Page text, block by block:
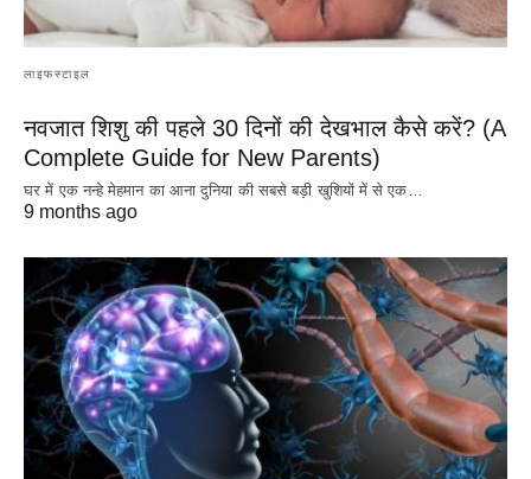
लाइफस्टाइल
नवजात शिशु की पहले 30 दिनों की देखभाल कैसे करें? (A
Complete Guide for New Parents)
घर में एक नन्हे मेहमान का आना दुनिया की सबसे बड़ी खुशियों में से एक…
9 months ago